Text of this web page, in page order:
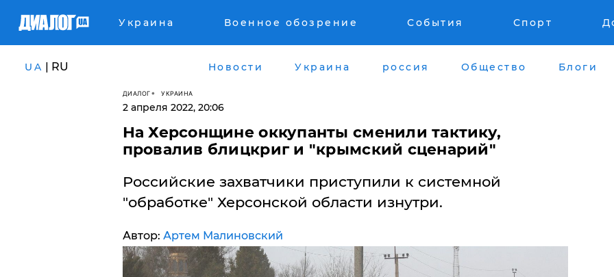
Украина Военное обозрение События Спорт
UA | RU Новости Украина россия Общество Блоги
ДИАЛОГ УКРАИНА
2 апреля 2022, 20:06
На Херсонщине оккупанты сменили тактику,
провалив блицкриг и "крымский сценарий"
Российские захватчики приступили к системной
"обработке" Херсонской области изнутри.
Автор: Артем Малиновский